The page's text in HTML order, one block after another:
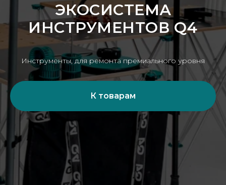
ЭКОСИСТЕМА
ИНСТРУМЕНТОВ Q4
Инструменты, для ремонта премиального уровня
К товарам